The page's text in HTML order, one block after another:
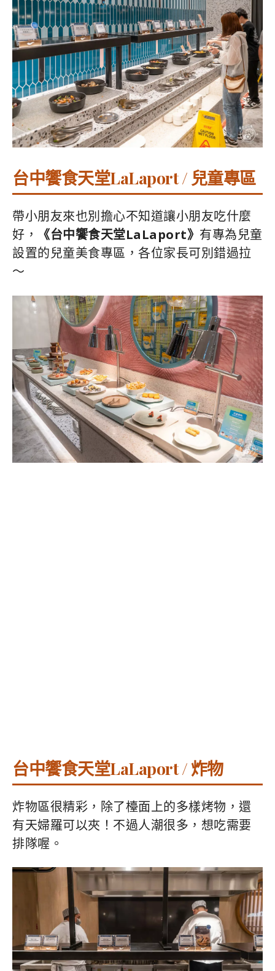
台中饗食天堂LaLaport / 兒童專區
帶小朋友來也別擔心不知道讓小朋友吃什麼
好，
《台中饗食天堂LaLaport》 有專為兒童
設置的兒童美食專區，各位家長可別錯過拉
～
台中饗食天堂LaLaport / 炸物
炸物區很精彩，除了檯面上的多樣烤物，還
有天婦羅可以夾！不過人潮很多，想吃需要
排隊喔。